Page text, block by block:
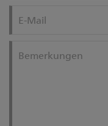
E-Mail
Bemerkungen